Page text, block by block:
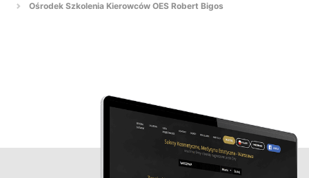
Ośrodek Szkolenia Kierowców OES Robert Bigos